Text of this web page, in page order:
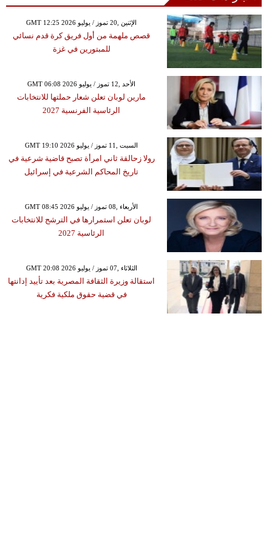
GMT 12:25 2026 الإثنين ,20 تموز / يوليو
قصص ملهمة من أول فريق كرة قدم نسائي
للمبتورين في غزة
GMT 06:08 2026 الأحد ,12 تموز / يوليو
مارين لوبان تعلن شعار حملتها للانتخابات
الرئاسية الفرنسية 2027
GMT 19:10 2026 السبت ,11 تموز / يوليو
رولا زحالقة ثاني امرأة تصبح قاضية شرعية في
تاريخ المحاكم الشرعية في إسرائيل
GMT 08:45 2026 الأربعاء ,08 تموز / يوليو
لوبان تعلن استمرارها في الترشح للانتخابات
الرئاسية 2027
GMT 20:08 2026 الثلاثاء ,07 تموز / يوليو
استقالة وزيرة الثقافة المصرية بعد تأييد إدانتها
في قضية حقوق ملكية فكرية